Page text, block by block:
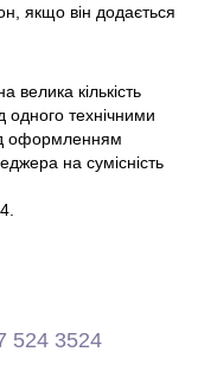
якщо він додається
​​велика кількість
одного технічними
оформленням
на сумісність
524 3524